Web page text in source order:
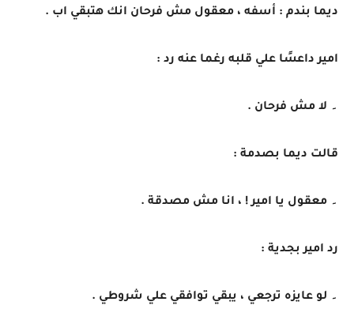
ديما بندم : أسفه ، معقول مش فرحان انك هتبقي اب .
امير داعسًا علي قلبه رغما عنه رد :
۔ لا مش فرحان .
قالت ديما بصدمة :
۔ معقول يا امير ! ، انا مش مصدقة .
رد امير بجدية :
۔ لو عايزه ترجعي ، يبقي توافقي علي شروطي .